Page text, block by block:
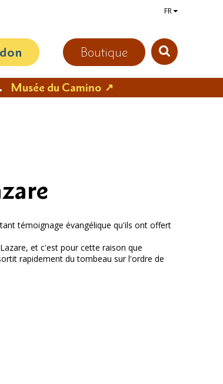
FR
Boutique
Musée du Camino
témoignage évangélique qu'ils ont offert
et c'est pour cette raison que
rapidement du tombeau sur l'ordre de